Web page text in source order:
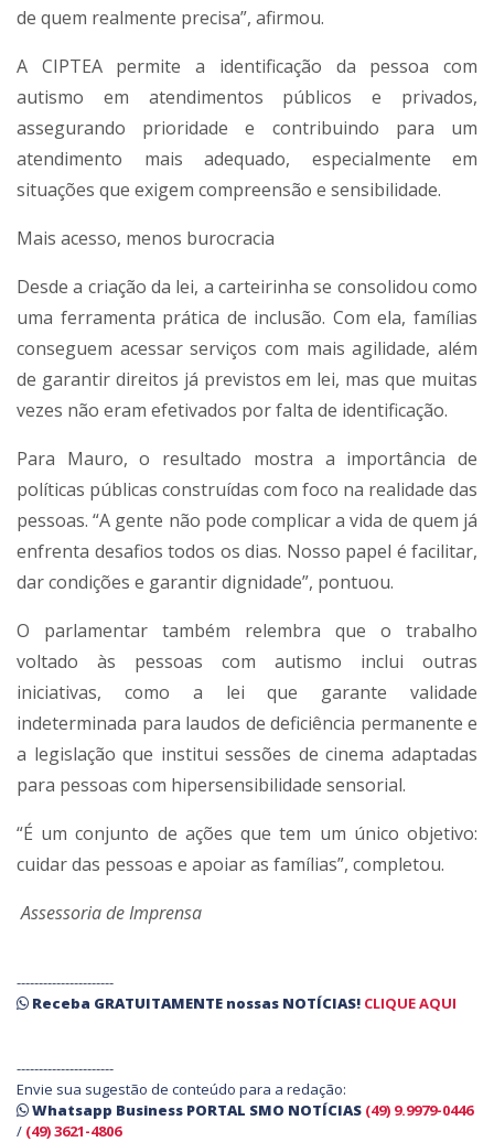
de quem realmente precisa”, afirmou.
A CIPTEA permite a identificação da pessoa com
autismo em atendimentos públicos e privados,
assegurando prioridade e contribuindo para um
atendimento mais adequado, especialmente em
situações que exigem compreensão e sensibilidade.
Mais acesso, menos burocracia
Desde a criação da lei, a carteirinha se consolidou como
uma ferramenta prática de inclusão. Com ela, famílias
conseguem acessar serviços com mais agilidade, além
de garantir direitos já previstos em lei, mas que muitas
vezes não eram efetivados por falta de identificação.
Para Mauro, o resultado mostra a importância de
políticas públicas construídas com foco na realidade das
pessoas. “A gente não pode complicar a vida de quem já
enfrenta desafios todos os dias. Nosso papel é facilitar,
dar condições e garantir dignidade”, pontuou.
O parlamentar também relembra que o trabalho
voltado às pessoas com autismo inclui outras
iniciativas, como a lei que garante validade
indeterminada para laudos de deficiência permanente e
a legislação que institui sessões de cinema adaptadas
para pessoas com hipersensibilidade sensorial.
“É um conjunto de ações que tem um único objetivo:
cuidar das pessoas e apoiar as famílias”, completou.
Assessoria de Imprensa
----------------------
Receba GRATUITAMENTE nossas NOTÍCIAS! CLIQUE AQUI
----------------------
Envie sua sugestão de conteúdo para a redação:
Whatsapp Business PORTAL SMO NOTÍCIAS (49) 9.9979-0446
/ (49) 3621-4806